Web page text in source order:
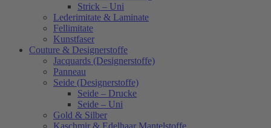
Strick – Uni
Lederimitate & Laminate
Fellimitate
Kunstfaser
Couture & Designerstoffe
Jacquards (Designerstoffe)
Panneau
Seide (Designerstoffe)
Seide – Drucke
Seide – Uni
Gold & Silber